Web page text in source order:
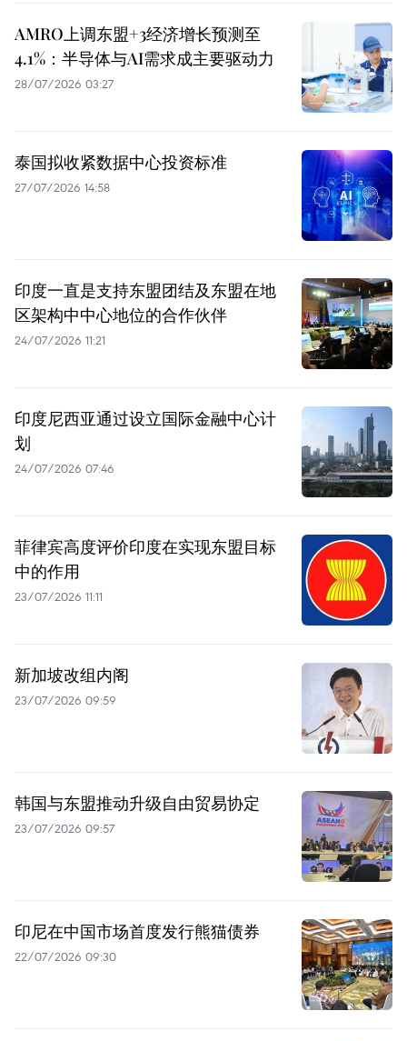
AMRO上调东盟+3经济增长预测至
4.1%：半导体与AI需求成主要驱动力
28/07/2026 03:27
泰国拟收紧数据中心投资标准
27/07/2026 14:58
印度一直是支持东盟团结及东盟在地
区架构中中心地位的合作伙伴
24/07/2026 11:21
印度尼西亚通过设立国际金融中心计
划
24/07/2026 07:46
菲律宾高度评价印度在实现东盟目标
中的作用
23/07/2026 11:11
新加坡改组内阁
23/07/2026 09:59
韩国与东盟推动升级自由贸易协定
23/07/2026 09:57
印尼在中国市场首度发行熊猫债券
22/07/2026 09:30